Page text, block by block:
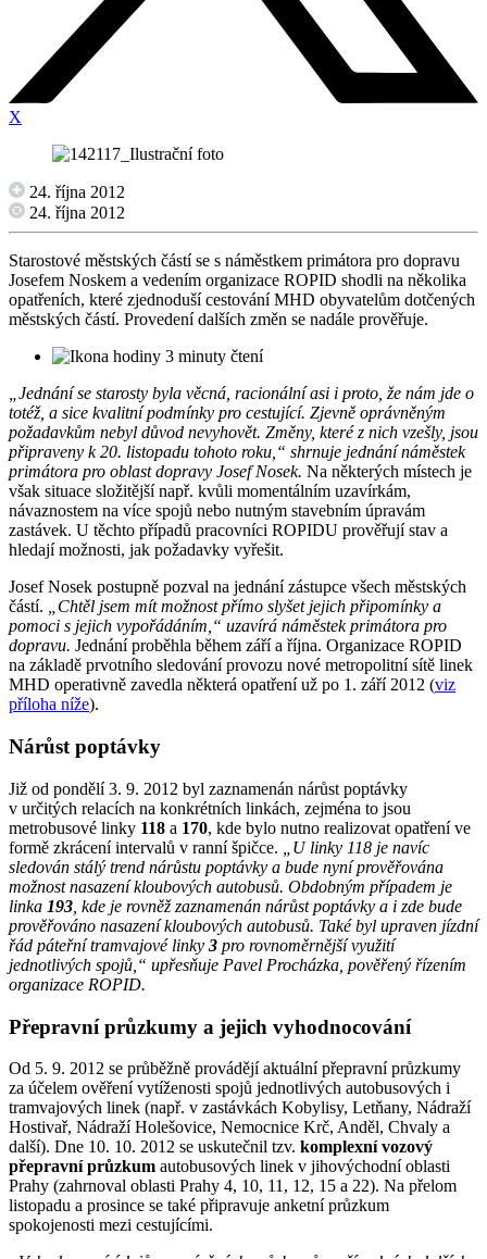
X
24. října 2012
24. října 2012
Starostové městských částí se s náměstkem primátora pro dopravu
Josefem Noskem a vedením organizace ROPID shodli na několika
opatřeních, které zjednoduší cestování MHD obyvatelům dotčených
městských částí. Provedení dalších změn se nadále prověřuje.
3 minuty čtení
„Jednání se starosty byla věcná, racionální asi i proto, že nám jde o
totéž, a sice kvalitní podmínky pro cestující. Zjevně oprávněným
požadavkům nebyl důvod nevyhovět. Změny, které z nich vzešly, jsou
připraveny k 20. listopadu tohoto roku,“ shrnuje jednání náměstek
primátora pro oblast dopravy Josef Nosek. Na některých místech je
však situace složitější např. kvůli momentálním uzavírkám,
návaznostem na více spojů nebo nutným stavebním úpravám
zastávek. U těchto případů pracovníci ROPIDU prověřují stav a
hledají možnosti, jak požadavky vyřešit.
Josef Nosek postupně pozval na jednání zástupce všech městských
částí. „Chtěl jsem mít možnost přímo slyšet jejich připomínky a
pomoci s jejich vypořádáním,“ uzavírá náměstek primátora pro
dopravu. Jednání proběhla během září a října. Organizace ROPID
na základě prvotního sledování provozu nové metropolitní sítě linek
MHD operativně zavedla některá opatření už po 1. září 2012 (viz
příloha níže).
Nárůst poptávky
Již od pondělí 3. 9. 2012 byl zaznamenán nárůst poptávky
v určitých relacích na konkrétních linkách, zejména to jsou
metrobusové linky 118 a 170, kde bylo nutno realizovat opatření ve
formě zkrácení intervalů v ranní špičce.
„U linky 118 je navíc
sledován stálý trend nárůstu poptávky a bude nyní prověřována
možnost nasazení kloubových autobusů. Obdobným případem je
linka 193 , kde je rovněž zaznamenán nárůst poptávky a i zde bude
prověřováno nasazení kloubových autobusů. Také byl upraven jízdní
řád páteřní tramvajové linky 3 pro rovnoměrnější využití
jednotlivých spojů,“ upřesňuje Pavel Procházka, pověřený řízením
organizace ROPID.
Přepravní průzkumy a jejich vyhodnocování
Od 5. 9. 2012 se průběžně provádějí aktuální přepravní průzkumy
za účelem ověření vytíženosti spojů jednotlivých autobusových i
tramvajových linek (např. v zastávkách Kobylisy, Letňany, Nádraží
Hostivař, Nádraží Holešovice, Nemocnice Krč, Anděl, Chvaly a
další). Dne 10. 10. 2012 se uskutečnil tzv. komplexní vozový
přepravní průzkum autobusových linek v jihovýchodní oblasti
Prahy (zahrnoval oblasti Prahy 4, 10, 11, 12, 15 a 22). Na přelom
listopadu a prosince se také připravuje anketní průzkum
spokojenosti mezi cestujícími.